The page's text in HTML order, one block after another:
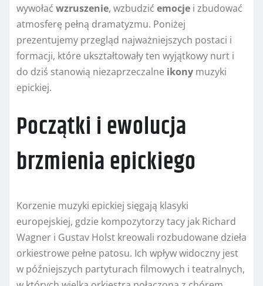
wywołać wzruszenie, wzbudzić emocje i zbudować
atmosferę pełną dramatyzmu. Poniżej
prezentujemy przegląd najważniejszych postaci i
formacji, które ukształtowały ten wyjątkowy nurt i
do dziś stanowią niezaprzeczalne ikony muzyki
epickiej.
Początki i ewolucja
brzmienia epickiego
Korzenie muzyki epickiej sięgają klasyki
europejskiej, gdzie kompozytorzy tacy jak Richard
Wagner i Gustav Holst kreowali rozbudowane dzieła
orkiestrowe pełne patosu. Ich wpływ widoczny jest
w późniejszych partyturach filmowych i teatralnych,